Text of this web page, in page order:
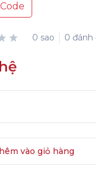
0 sao 0 đánh
vào giỏ hàng